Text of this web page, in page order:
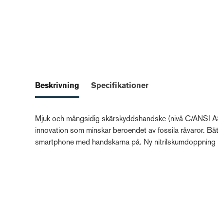
Beskrivning Specifikationer
Mjuk och mångsidig skärskyddshandske (nivå C/ANSI
innovation som minskar beroendet av fossila råvaror.
smartphone med handskarna på. Ny